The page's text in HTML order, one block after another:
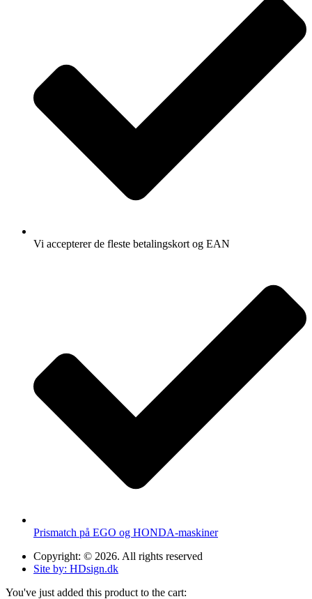
Vi accepterer de fleste betalingskort og EAN
Prismatch på EGO og HONDA-maskiner
Copyright: © 2026. All rights reserved
Site by: HDsign.dk
You've just added this product to the cart: